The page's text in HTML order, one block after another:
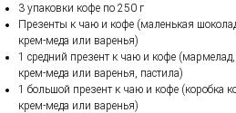
3 упаковки кофе по 250 г
Презенты к чаю и кофе (маленькая
крем-меда или варенья)
1 средний презент к чаю и кофе
крем-меда или варенья, пастила)
1 большой презент к чаю и кофе (коробка
крем-меда или варенья)